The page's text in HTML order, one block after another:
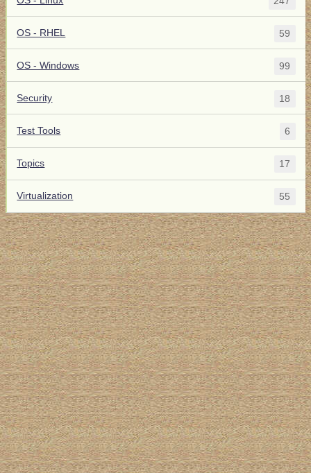
OS - RHEL 59
OS - Windows 99
Security 18
Test Tools 6
Topics 17
Virtualization 55